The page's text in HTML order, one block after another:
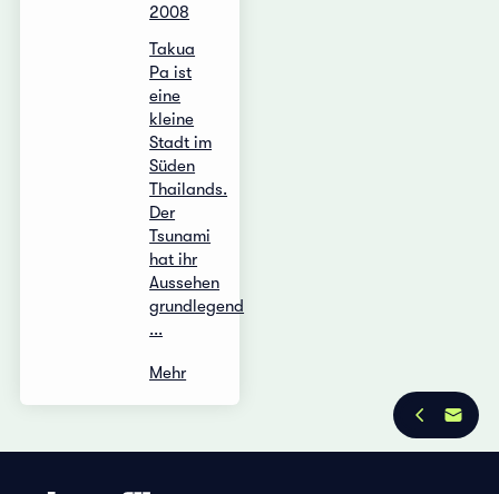
2008
Takua
Pa ist
eine
kleine
Stadt im
Süden
Thailands.
Der
Tsunami
hat ihr
Aussehen
grundlegend
...
Mehr